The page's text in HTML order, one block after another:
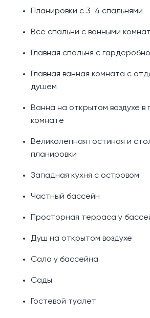
Планировки с 3-4 спальнями
Все спальни с ванными
Главная спальня с
Главная ванная комната с
душем
Ванна на открытом воздухе в
комнате
Великолепная гостиная и
планировки
Западная кухня с островом
Частный бассейн
Просторная терраса у
Душ на открытом воздухе
Сала у бассейна
Сады
Гостевой туалет